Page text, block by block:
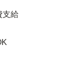
支給